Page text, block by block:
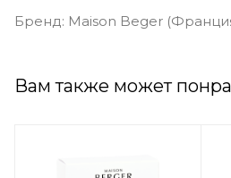
Бренд: Maison Beger
Вам также может